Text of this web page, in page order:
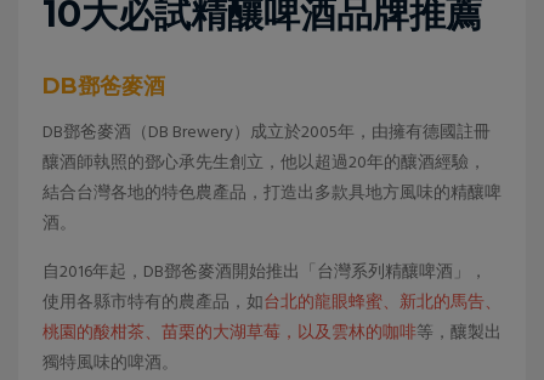
10大必試精釀啤酒品牌推薦
DB鄧爸麥酒
DB鄧爸麥酒（DB Brewery）成立於2005年，由擁有德國註冊
釀酒師執照的鄧心承先生創立，他以超過20年的釀酒經驗，
結合台灣各地的特色農產品，打造出多款具地方風味的精釀啤
酒。
自2016年起，DB鄧爸麥酒開始推出「台灣系列精釀啤酒」，
使用各縣市特有的農產品，如台北的龍眼蜂蜜、新北的馬告、
桃園的酸柑茶、苗栗的大湖草莓，以及雲林的咖啡等，釀製出
獨特風味的啤酒。